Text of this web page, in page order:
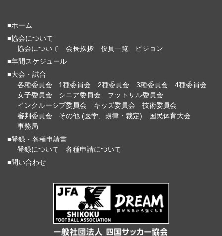
■ホーム
■協会について
協会について
会長挨拶 役員一覧
ビジョン
■年間スケジュール
■大会・試合
各種委員会
1種委員会 2種委員会 3種委員会
4種委員会
女子委員会
シニア委員会
フットサル委員会
インクルーシブ委員会
キッズ委員会
技術委員会
審判委員会
その他 (医学、規律・裁定)
国民体育大会
事務局
■登録・各種申請書
登録について
各種申請について
■問い合わせ